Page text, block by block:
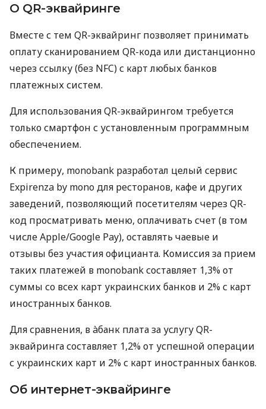
О QR-эквайринге
Вместе с тем QR-эквайринг позволяет принимать
оплату сканированием QR-кода или дистанционно
через ссылку (без NFC) с карт любых банков
платежных систем.
Для использования QR-эквайрингом требуется
только смартфон с установленным программным
обеспечением.
К примеру, monobank разработал целый сервис
Expirenza by mono для ресторанов, кафе и других
заведений, позволяющий посетителям через QR-
код просматривать меню, оплачивать счет (в том
числе Apple/Google Pay), оставлять чаевые и
отзывы без участия официанта. Комиссия за прием
таких платежей в monobank составляет 1,3% от
суммы со всех карт украинских банков и 2% с карт
иностранных банков.
Для сравнения, в àбанк плата за услугу QR-
эквайринга составляет 1,2% от успешной операции
с украинских карт и 2% с карт иностранных банков.
Об интернет-эквайринге